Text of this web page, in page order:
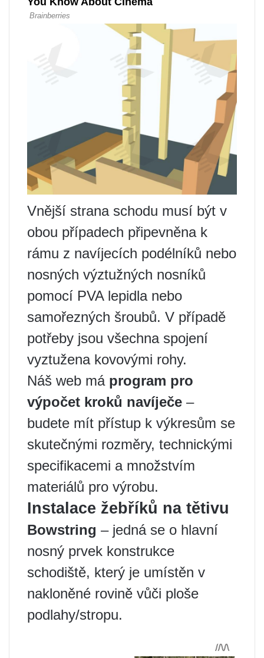
Vnější strana schodu musí být v
obou případech připevněna k
rámu z navíjecích podélníků nebo
nosných výztužných nosníků
pomocí PVA lepidla nebo
samořezných šroubů. V případě
potřeby jsou všechna spojení
vyztužena kovovými rohy.
Náš web má program pro
výpočet kroků navíječe –
budete mít přístup k výkresům se
skutečnými rozměry, technickými
specifikacemi a množstvím
materiálů pro výrobu.
Instalace žebříků na tětivu
Bowstring – jedná se o hlavní
nosný prvek konstrukce
schodiště, který je umístěn v
nakloněné rovině vůči ploše
podlahy/stropu.